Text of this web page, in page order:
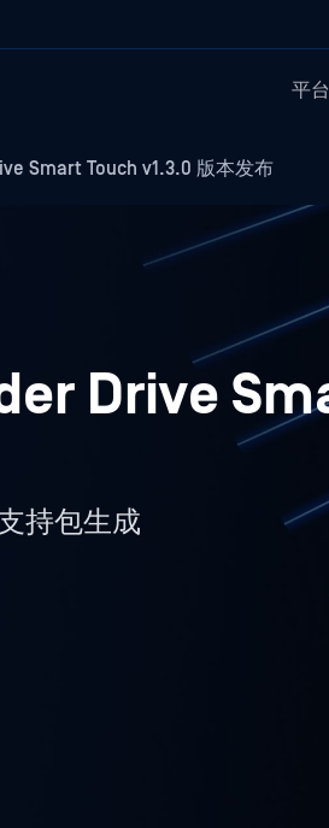
平台
Smart Touch v1.3.0 版本发布
Drive
持包生成